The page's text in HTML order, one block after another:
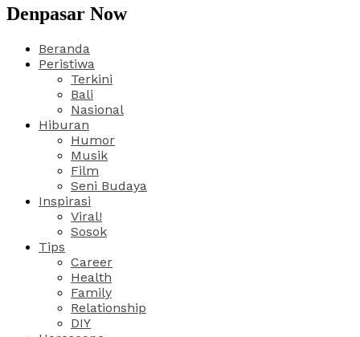
Denpasar Now
Beranda
Peristiwa
Terkini
Bali
Nasional
Hiburan
Humor
Musik
Film
Seni Budaya
Inspirasi
Viral!
Sosok
Tips
Career
Health
Family
Relationship
DIY